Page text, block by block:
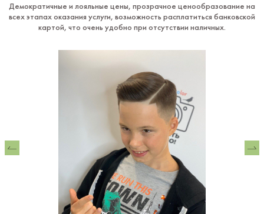
Демократичные и лояльные цены, прозрачное ценообразование на
всех этапах оказания услуги, возможность расплатиться банковской
картой, что очень удобно при отсутствии наличных.